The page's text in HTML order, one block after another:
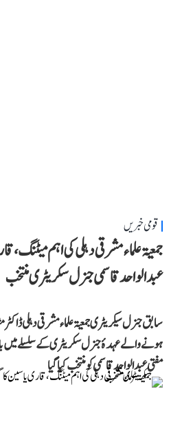
قومی خبریں
جمعیۃ علماء مشرقی دہلی کی اہم
عبد الواحد قاسمی جنرل سکریٹری منتخب
سابق جنرل سیکریٹری جمعیۃ علماء مشرقی دہلی
ہونے والے عہدۂ جنرل سکریٹری کے سلسلے میں
مفتی عبد الواحد قاسمی کو منتخب کیا گیا